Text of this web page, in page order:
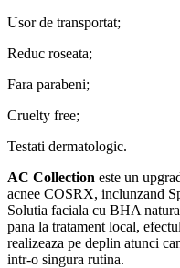
Usor de transportat;
Reduc roseata;
Fara parabeni;
Cruelty free;
Testati dermatologic.
AC Collection este un
acnee COSRX, inclunzand
Solutia faciala cu BHA
pana la tratament local,
realizeaza pe deplin atunci
intr-o singura rutina.